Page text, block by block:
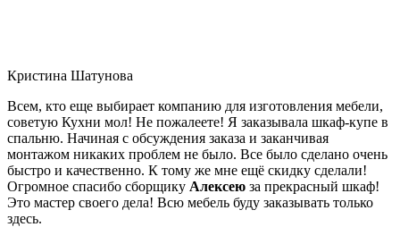
Кристина Шатунова
Всем, кто еще выбирает компанию для изготовления мебели,
советую Кухни мол! Не пожалеете! Я заказывала шкаф-купе в
спальню. Начиная с обсуждения заказа и заканчивая
монтажом никаких проблем не было. Все было сделано очень
быстро и качественно. К тому же мне ещё скидку сделали!
Огромное спасибо сборщику Алексею за прекрасный шкаф!
Это мастер своего дела! Всю мебель буду заказывать только
здесь.